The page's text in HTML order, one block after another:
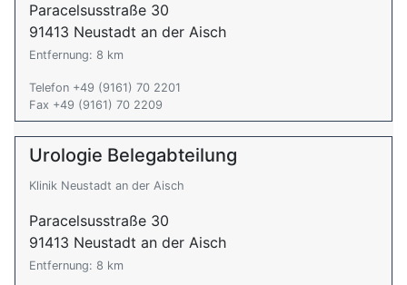
Paracelsusstraße 30
91413 Neustadt an der Aisch
Entfernung: 8 km
Telefon +49 (9161) 70 2201
Fax +49 (9161) 70 2209
Urologie Belegabteilung
Klinik Neustadt an der Aisch
Paracelsusstraße 30
91413 Neustadt an der Aisch
Entfernung: 8 km